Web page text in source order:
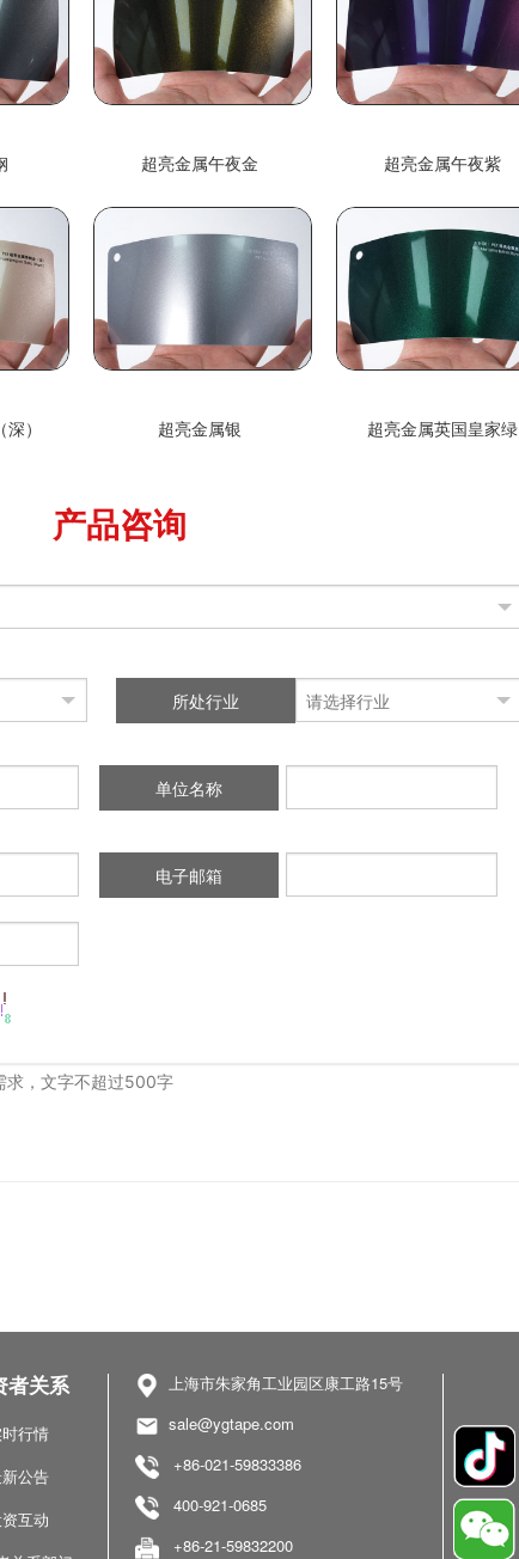
超亮金属午夜金 超亮金属午夜紫
） 超亮金属银 超亮金属英国皇家绿
产品咨询
所处行业
单位名称
电子邮箱
者关系
行情
公告
互动
上海市朱家角工业园区康工路15号
sale@ygtape.com
+86-021-59833386
400-921-0685
+86-21-59832200